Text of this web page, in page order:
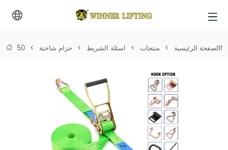
الصفحة الرئيسية > منتجات > اسئلة الشريط > حزام شاحنة >